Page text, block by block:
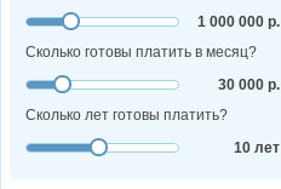
1 000 000 р.
Сколько готовы платить в месяц?
30 000 р.
Сколько лет готовы платить?
10 лет